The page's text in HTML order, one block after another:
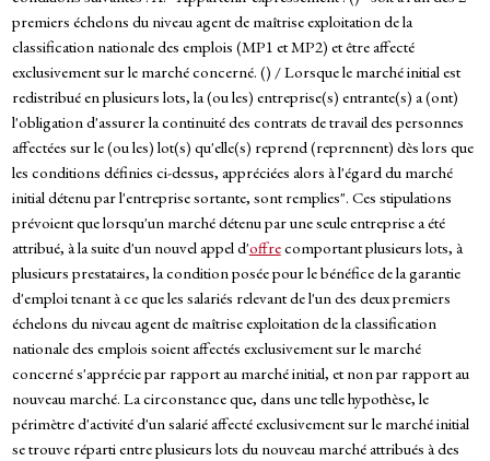
premiers échelons du niveau agent de maîtrise exploitation de la
classification nationale des emplois (MP1 et MP2) et être affecté
exclusivement sur le marché concerné. () / Lorsque le marché initial est
redistribué en plusieurs lots, la (ou les) entreprise(s) entrante(s) a (ont)
l'obligation d'assurer la continuité des contrats de travail des personnes
affectées sur le (ou les) lot(s) qu'elle(s) reprend (reprennent) dès lors que
les conditions définies ci-dessus, appréciées alors à l'égard du marché
initial détenu par l'entreprise sortante, sont remplies". Ces stipulations
prévoient que lorsqu'un marché détenu par une seule entreprise a été
attribué, à la suite d'un nouvel appel d'offrecomportant plusieurs lots, à
plusieurs prestataires, la condition posée pour le bénéfice de la garantie
d'emploi tenant à ce que les salariés relevant de l'un des deux premiers
échelons du niveau agent de maîtrise exploitation de la classification
nationale des emplois soient affectés exclusivement sur le marché
concerné s'apprécie par rapport au marché initial, et non par rapport au
nouveau marché. La circonstance que, dans une telle hypothèse, le
périmètre d'activité d'un salarié affecté exclusivement sur le marché initial
se trouve réparti entre plusieurs lots du nouveau marché attribués à des